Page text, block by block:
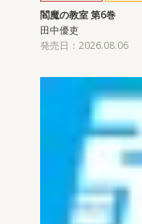
閻魔の教室 第6巻
田中優吏
発売日：2026.08.06